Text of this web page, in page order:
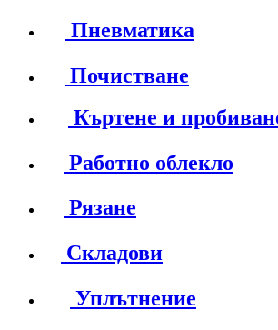
Пневматика
Почистване
Къртене и
Работно облекло
Рязане
Складови
Уплътнение